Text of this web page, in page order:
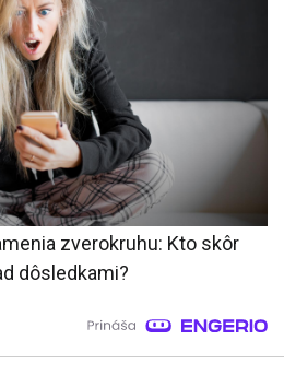
zverokruhu: Kto skôr
dôsledkami?